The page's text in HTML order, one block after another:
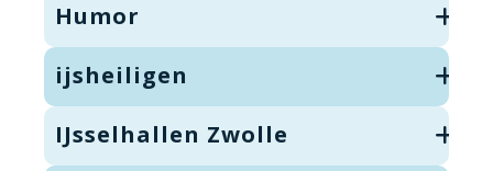
Humor
ijsheiligen
IJsselhallen Zwolle